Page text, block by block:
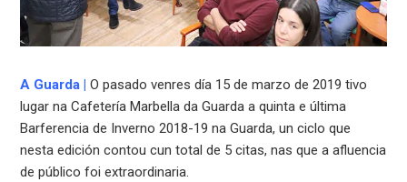
A Guarda | O pasado venres día 15 de marzo de 2019 tivo
lugar na Cafetería Marbella da Guarda a quinta e última
Barferencia de Inverno 2018-19 na Guarda, un ciclo que
nesta edición contou cun total de 5 citas, nas que a afluencia
de público foi extraordinaria.